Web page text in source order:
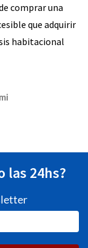
comprar una
que adquirir
habitacional
las 24hs?